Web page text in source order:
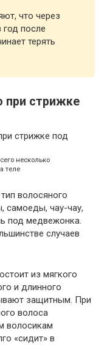
что через
год после
терять
при стрижке
несколько
теле
волосяного
самоеды, чау-чау,
под медвежонка.
случаев
из мягкого
и длинного
защитным. При
волоса
волосикам
«сидит» в